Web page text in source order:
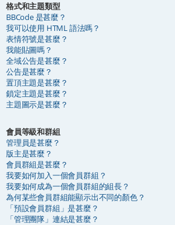
格式和主題類型
BBCode 是甚麼？
我可以使用 HTML 語法嗎？
表情符號是甚麼？
我能貼圖嗎？
全域公告是甚麼？
公告是甚麼？
置頂主題是甚麼？
鎖定主題是甚麼？
主題圖示是甚麼？
會員等級和群組
管理員是甚麼？
版主是甚麼？
會員群組是甚麼？
我要如何加入一個會員群組？
我要如何成為一個會員群組的組長？
為何某些會員群組能顯示出不同的顏色？
「預設會員群組」是甚麼？
「管理團隊」連結是甚麼？